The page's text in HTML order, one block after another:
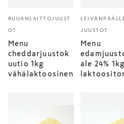
RUUANLAITTOJUUST
OT
Menu
cheddarjuustok
uutio 1kg
vähälaktoosinen
JUUSTOT
Menu
ale 24% 1kg